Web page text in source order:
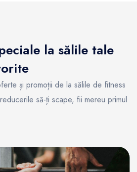
la sălile tale
și promoții de la sălile de fitness
să-ți scape, fii mereu primul